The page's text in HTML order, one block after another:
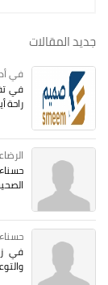
جديد المقالات
في
في
راحة
في